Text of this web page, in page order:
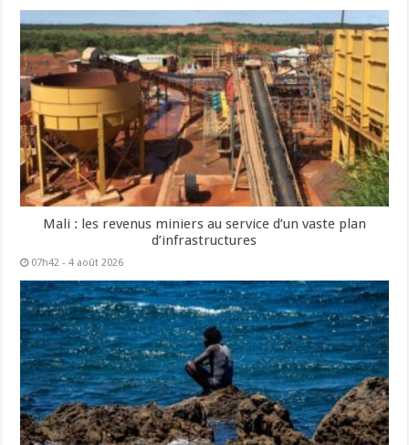
Mali : les revenus miniers au service d’un vaste plan
d’infrastructures
07h42 - 4 août 2026